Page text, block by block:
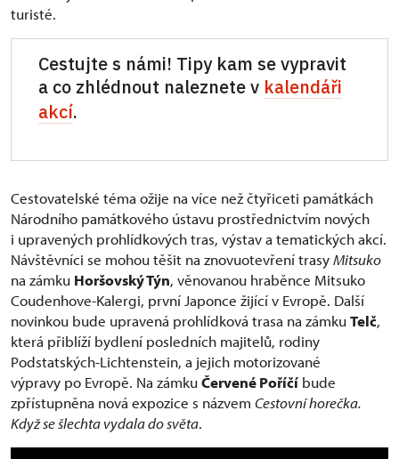
turisté.
Cestujte s námi! Tipy kam se vypravit
a co zhlédnout naleznete v kalendáři
akcí.
Cestovatelské téma ožije na více než čtyřiceti památkách
Národního památkového ústavu prostřednictvím nových
i upravených prohlídkových tras, výstav a tematických akcí.
Návštěvníci se mohou těšit na znovuotevření trasyMitsuko
na zámku Horšovský Týn, věnovanou hraběnce Mitsuko
Coudenhove-Kalergi, první Japonce žijící v Evropě. Další
novinkou bude upravená prohlídková trasa na zámkuTelč,
která přiblíží bydlení posledních majitelů, rodiny
Podstatských-Lichtenstein, a jejich motorizované
výpravy po Evropě. Na zámkuČervené Poříčí bude
zpřístupněna nová expozice s názvem Cestovní horečka.
Když se šlechta vydala do světa.